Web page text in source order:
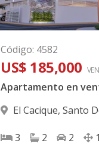
Código: 4582
US$ 185,000
El Cacique, Santo
3 2 2